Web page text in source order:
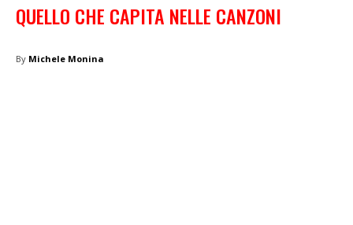
QUELLO CHE CAPITA NELLE CANZONI
By Michele Monina